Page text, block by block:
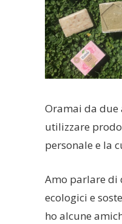
Oramai da due
utilizzare
personale e la
Amo parlare
ecologici e
ho alcune